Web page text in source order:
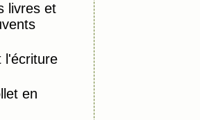
livres et
l'écriture
en